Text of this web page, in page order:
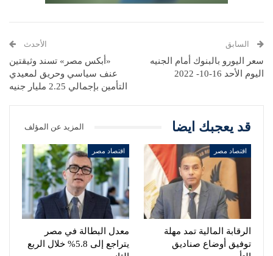
السابق
سعر اليورو بالبنوك أمام الجنيه
اليوم الأحد 16-10- 2022
الأحدث
«أبكس مصر» تسند وثيقتين
عنف سياسي وحريق لمعيدي
التأمين بإجمالي 2.25 مليار جنيه
قد يعجبك ايضا المزيد عن المؤلف
اقتصاد مصر
الرقابة المالية تمد مهلة
توفيق أوضاع صناديق
اقتصاد مصر
معدل البطالة في مصر
يتراجع إلى 5.8% خلال الربع